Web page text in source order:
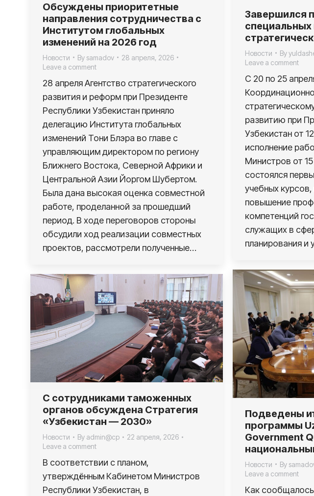
Обсуждены приоритетные
направления сотрудничества с
Институтом глобальных
изменений на 2026 год
Новости By samadov
28 апреля, 2026
Leave a comment
28 апреля Агентство стратегического
развития и реформ при Президенте
Республики Узбекистан приняло
делегацию Института глобальных
изменений Тони Блэра во главе с
управляющим директором по региону
Ближнего Востока, Северной Африки и
Центральной Азии Йоргом Шубертом.
Была дана высокая оценка совместной
работе, проделанной за прошедший
период. В ходе переговоров стороны
обсудили ход реализации совместных
проектов, рассмотрели полученные…
Завершился
специальных
Новости By
Leave a comment
С 20 по 25
развитию при
Узбекистан от
исполнение
Министров от
состоялся
учебных
повышение
компетенций
служащих в
планирования и
Подведены
программы
Government
Новости By
Leave a comment
Как
С сотрудниками таможенных
органов обсуждена Стратегия
«Узбекистан — 2030»
Новости By admin@cp
22 апреля, 2026
Leave a comment
В соответствии с планом,
утверждённым Кабинетом Министров
Республики Узбекистан, в